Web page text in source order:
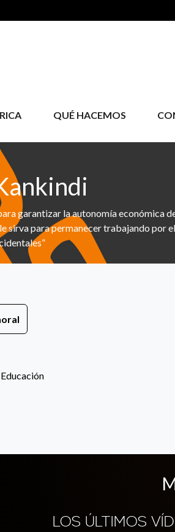
QUÉ HACEMOS
garantizar la autonomía económica
sirva para permanecer trabajando por
Educación
LOS ÚLTIMOS